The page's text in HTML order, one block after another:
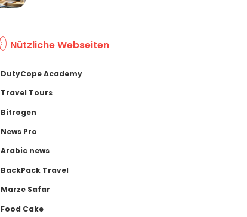
Nützliche Webseiten
DutyCope Academy
Travel Tours
Bitrogen
News Pro
Arabic news
BackPack Travel
Marze Safar
Food Cake